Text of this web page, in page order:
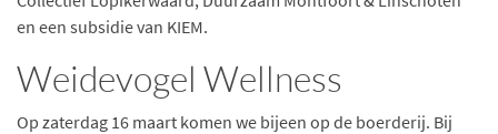
en een subsidie van KIEM.
Weidevogel Wellness
Op zaterdag 16 maart komen we bijeen op de boerderij. Bij